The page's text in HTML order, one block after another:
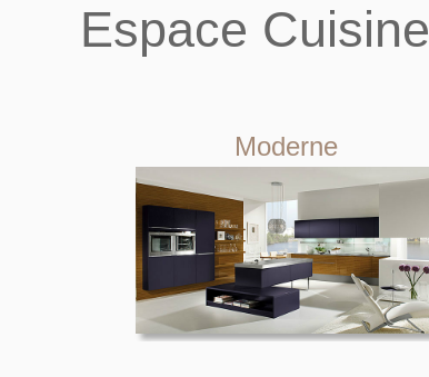
Espace Cuisine
Moderne